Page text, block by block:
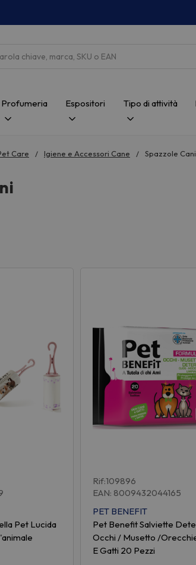
Profumeria Espositori Tipo di attività
Care Igiene e Accessori Cane Spazzole Cani
Pet Lucida
Rif:109896
EAN: 8009432044165
PET BENEFIT
Pet Benefit Salviette
Occhi / Musetto /
E Gatti 20 Pezzi